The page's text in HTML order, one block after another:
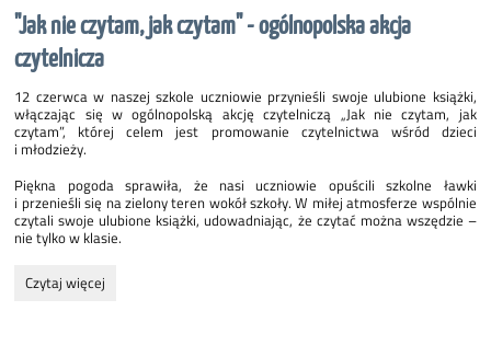
-
oto
jest
pytanie":
"Jak nie czytam, jak czytam" - ogólnopolska akcja
czytelnicza
12 czerwca w naszej szkole uczniowie przynieśli swoje ulubione książki,
włączając się w ogólnopolską akcję czytelniczą „Jak nie czytam, jak
czytam”, której celem jest promowanie czytelnictwa wśród dzieci
i młodzieży.
Piękna pogoda sprawiła, że nasi uczniowie opuścili szkolne ławki
i przenieśli się na zielony teren wokół szkoły. W miłej atmosferze wspólnie
czytali swoje ulubione książki, udowadniając, że czytać można wszędzie –
nie tylko w klasie.
"Jak
Czytaj więcej